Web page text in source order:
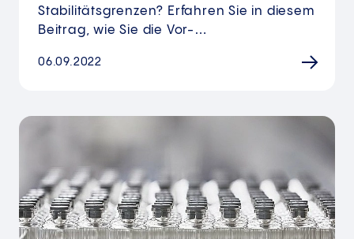
Stabilitätsgrenzen? Erfahren Sie in diesem
Beitrag, wie Sie die Vor-…
06.09.2022